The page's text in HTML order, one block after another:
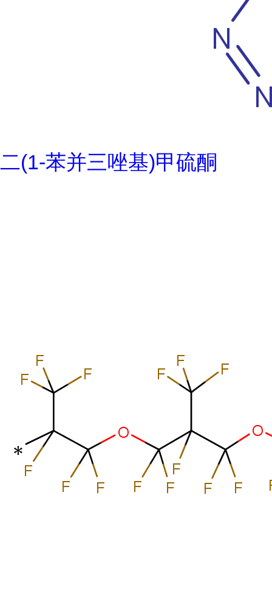
二(1-苯并三唑基)甲硫酮